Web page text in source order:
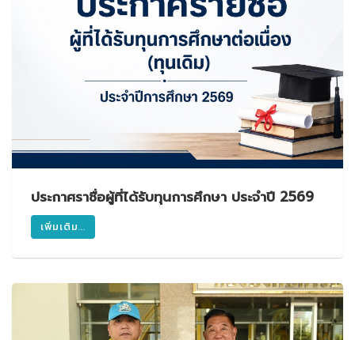
ประกาศราชื่อผู้ที่ได้รับทุนการศึกษา ประจำปี 2569
เพิ่มเติม...